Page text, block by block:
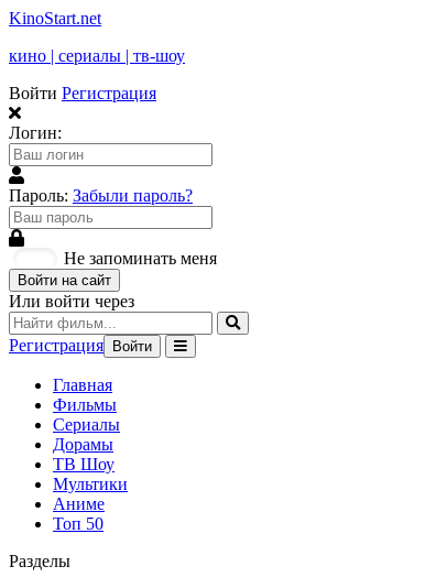
KinoStart.net
кино | сериалы | тв-шоу
Войти Регистрация
Логин:
Пароль: Забыли пароль?
Не запоминать меня
Войти на сайт
Или войти через
Регистрация Войти
Главная
Фильмы
Сериалы
Дорамы
ТВ Шоу
Мультики
Аниме
Топ 50
Разделы